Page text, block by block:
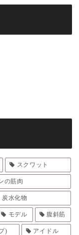
スクワット
の筋肉
炭水化物
モデル 腹斜筋
) アイドル